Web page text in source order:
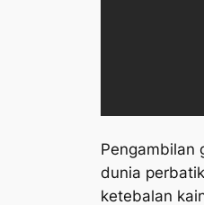
Pengambilan
dunia
ketebalan